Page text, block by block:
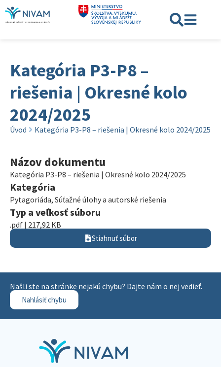
Kategória P3-P8 –
riešenia | Okresné kolo
2024/2025
Úvod Kategória P3-P8 – riešenia | Okresné kolo 2024/2025
Názov dokumentu
Kategória P3-P8 – riešenia | Okresné kolo 2024/2025
Kategória
Pytagoriáda, Súťažné úlohy a autorské riešenia
Typ a veľkosť súboru
.pdf | 217,92 KB
Stiahnuť súbor
Našli ste na stránke nejakú chybu? Dajte nám o nej vedieť.
Nahlásiť chybu